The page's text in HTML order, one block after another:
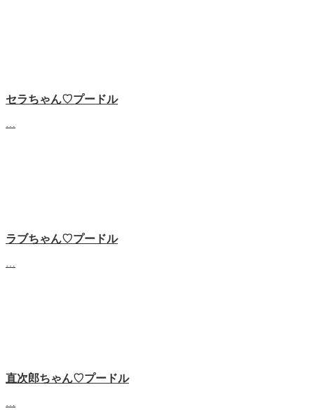
セラちゃん♡プードル
ラブちゃん♡プードル
直次郎ちゃん♡プードル